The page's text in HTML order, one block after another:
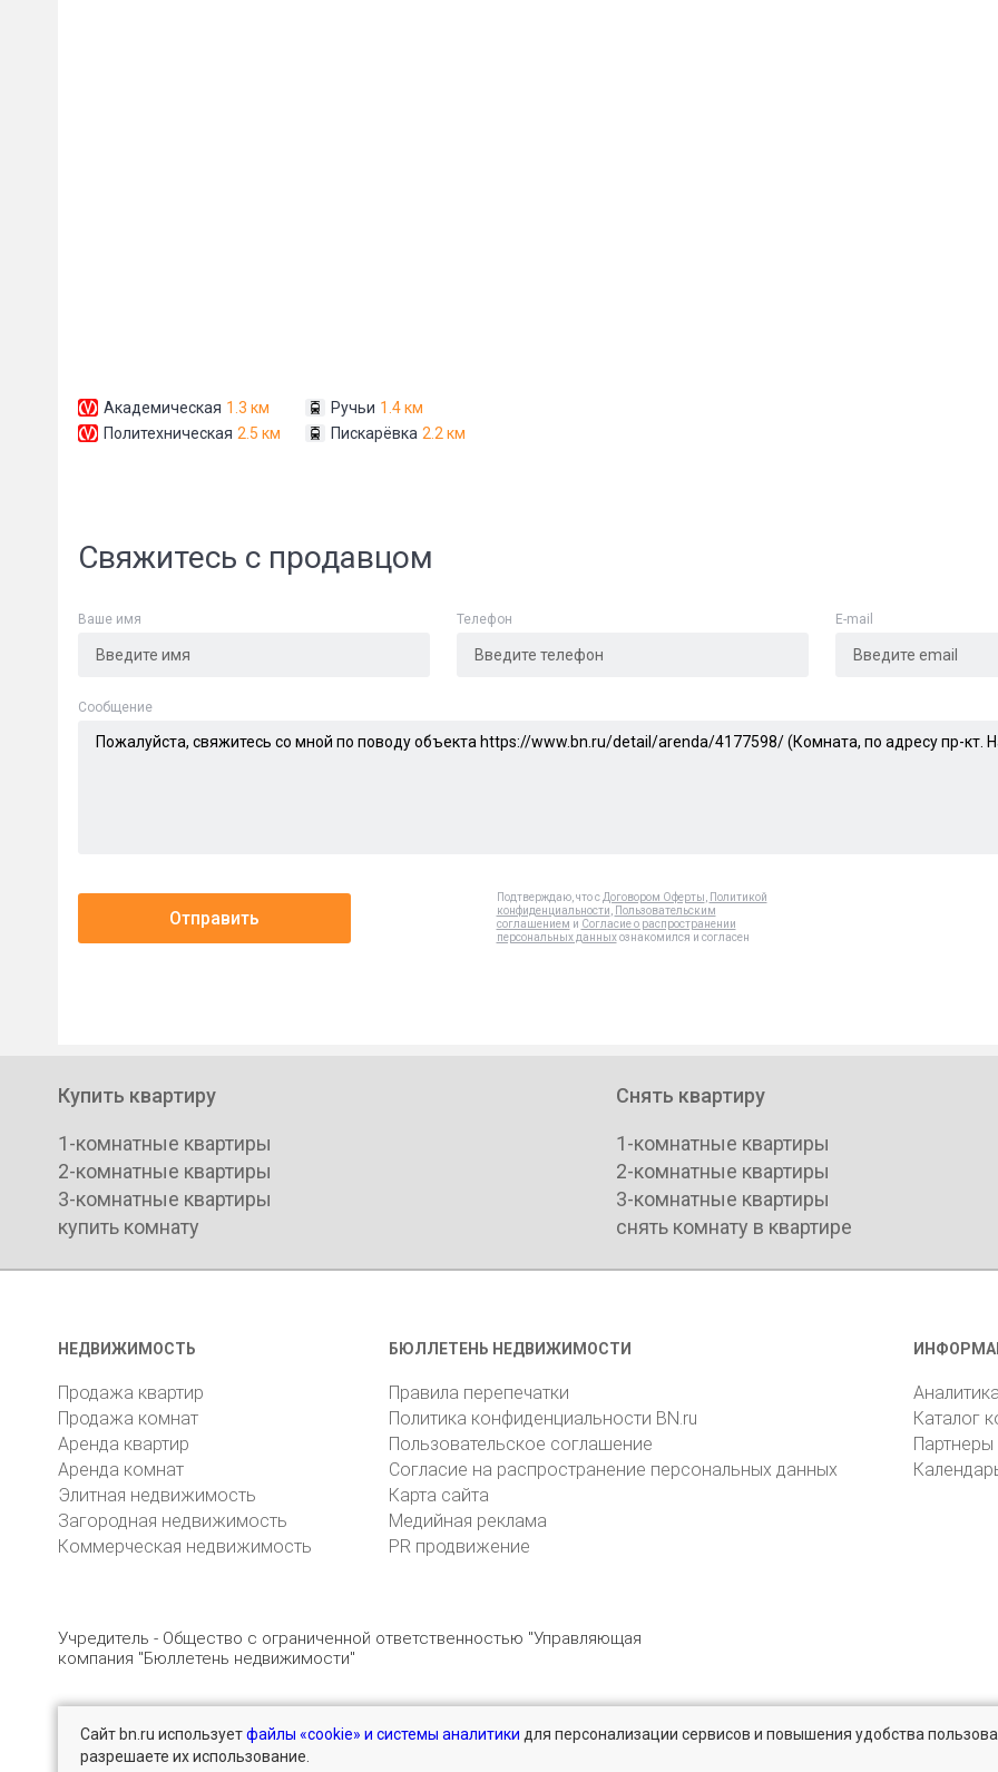
Академическая 1.3 км
Политехническая 2.5 км
Ручьи 1.4 км
Пискарёвка 2.2 км
Свяжитесь с продавцом
Ваше имя Телефон E-mail
Cообщение
Отправить
Подтверждаю, что с Договором Оферты
Политикой
конфиденциальности
Пользовательским
соглашением и Согласие о распространении
персональных данныхознакомился и согласен
Купить квартиру
1-комнатные квартиры
2-комнатные квартиры
3-комнатные квартиры
купить комнату
Снять квартиру
1-комнатные квартиры
2-комнатные квартиры
3-комнатные квартиры
снять комнату в квартире
НЕДВИЖИМОСТЬ
Продажа квартир
Продажа комнат
Аренда квартир
Аренда комнат
Элитная недвижимость
Загородная недвижимость
Коммерческая недвижимость
БЮЛЛЕТЕНЬ НЕДВИЖИМОСТИ
Правила перепечатки
Политика конфиденциальности BN.ru
Пользовательское соглашение
Согласие на распространение персональных данных
Карта сайта
Медийная реклама
PR продвижение
Каталог
Партнеры
Учредитель - Общество с ограниченной ответственностью "Управляющая
компания "Бюллетень недвижимости"
© 2005 – 2026, ООО «УК «БН» 8 (812) 331-93-56 196105, Санкт-Петербург, пр. Юрия Гагарина, 1
Сайт bn.ru используетфайлы «cookie» и системы аналитики для персонализации сервисов и повышения удобства
разрешаете их использование.